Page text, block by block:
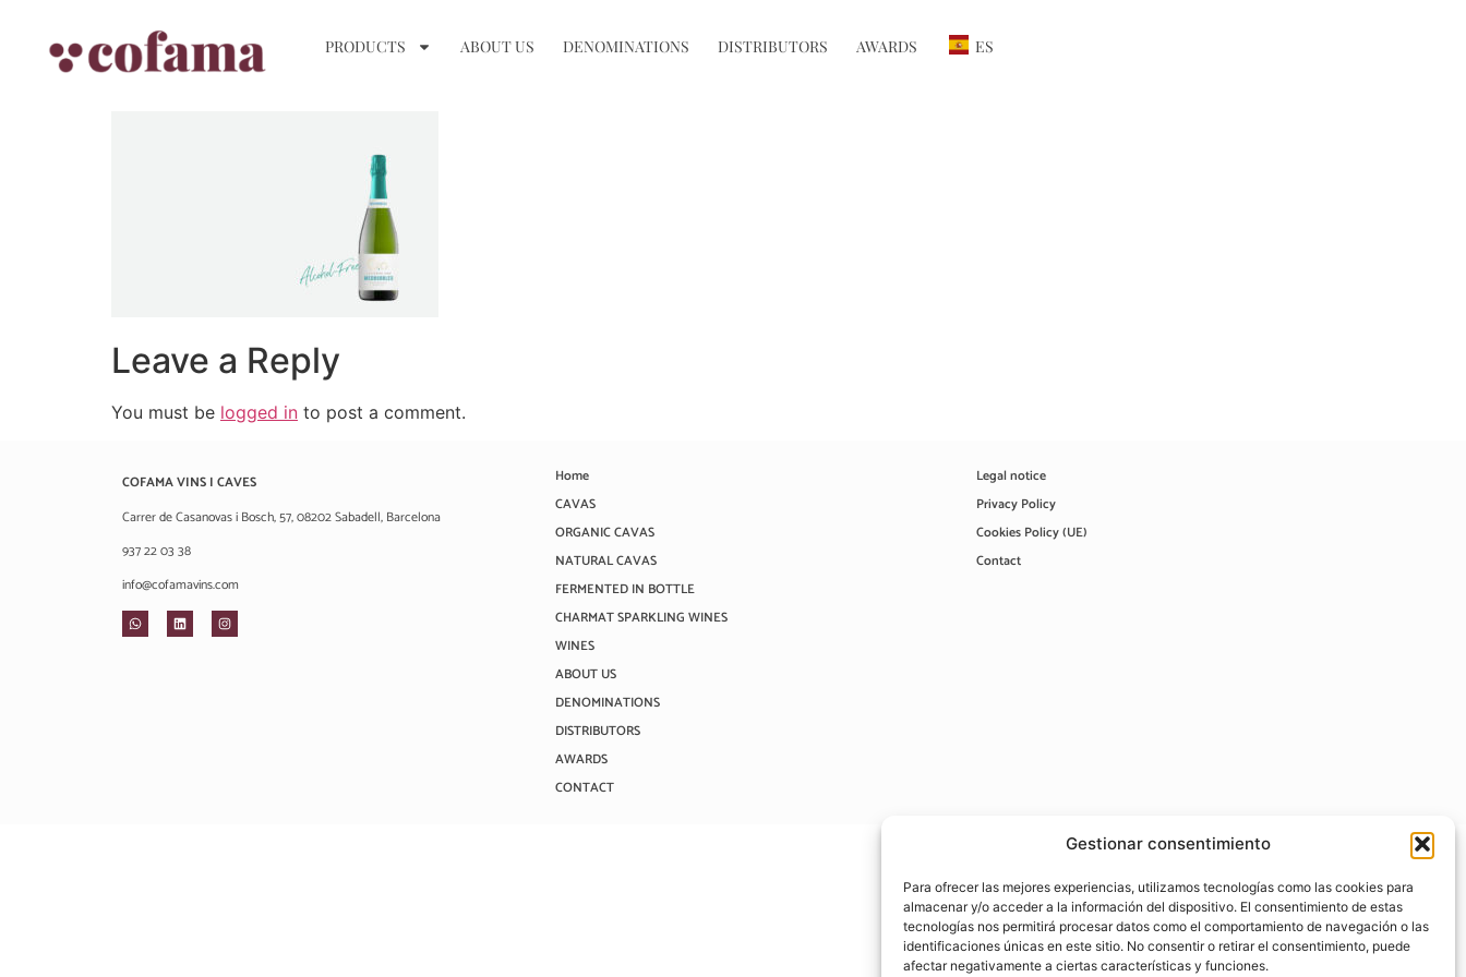
Gestionar consentimiento
Para ofrecer las mejores experiencias, utilizamos tecnologías como las cookies para
almacenar y/o acceder a la información del dispositivo. El consentimiento de estas
tecnologías nos permitirá procesar datos como el comportamiento de navegación o las
identificaciones únicas en este sitio. No consentir o retirar el consentimiento, puede
afectar negativamente a ciertas características y funciones.
PRODUCTS ABOUT US DENOMINATIONS DISTRIBUTORS AWARDS ES
Leave a Reply
You must be logged in to post a comment.
COFAMA VINS I CAVES
Carrer de Casanovas i Bosch, 57, 08202 Sabadell, Barcelona
937 22 03 38
info@cofamavins.com
Home
CAVAS
ORGANIC CAVAS
NATURAL CAVAS
FERMENTED IN BOTTLE
CHARMAT SPARKLING WINES
WINES
ABOUT US
DENOMINATIONS
DISTRIBUTORS
AWARDS
CONTACT
Legal notice
Privacy Policy
Cookies Policy (UE)
Contact